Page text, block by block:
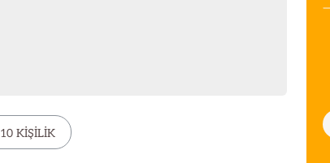
10 KİŞİLİK